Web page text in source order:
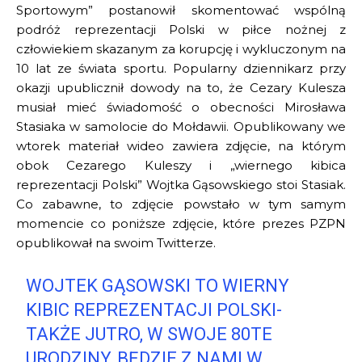
Sportowym” postanowił skomentować wspólną
podróż reprezentacji Polski w piłce nożnej z
człowiekiem skazanym za korupcję i wykluczonym na
10 lat ze świata sportu. Popularny dziennikarz przy
okazji upublicznił dowody na to, że Cezary Kulesza
musiał mieć świadomość o obecności Mirosława
Stasiaka w samolocie do Mołdawii. Opublikowany we
wtorek materiał wideo zawiera zdjęcie, na którym
obok Cezarego Kuleszy i „wiernego kibica
reprezentacji Polski” Wojtka Gąsowskiego stoi Stasiak.
Co zabawne, to zdjęcie powstało w tym samym
momencie co poniższe zdjęcie, które prezes PZPN
opublikował na swoim Twitterze.
WOJTEK GĄSOWSKI TO WIERNY
KIBIC REPREZENTACJI POLSKI-
TAKŻE JUTRO, W SWOJE 80TE